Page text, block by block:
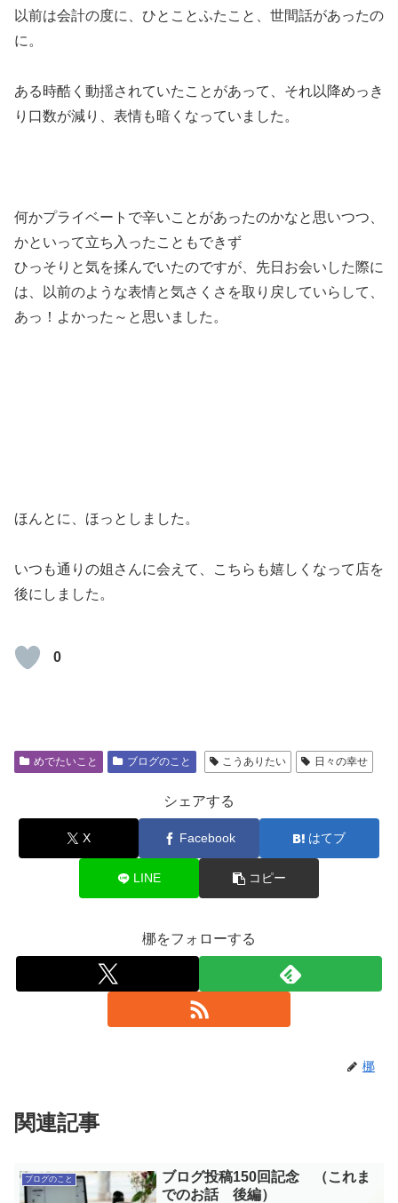
以前は会計の度に、ひとことふたこと、世間話があったの
に。
ある時酷く動揺されていたことがあって、それ以降めっき
り口数が減り、表情も暗くなっていました。
何かプライベートで辛いことがあったのかなと思いつつ、
かといって立ち入ったこともできず
ひっそりと気を揉んでいたのですが、先日お会いした際に
は、以前のような表情と気さくさを取り戻していらして、
あっ！よかった～と思いました。
ほんとに、ほっとしました。
いつも通りの姐さんに会えて、こちらも嬉しくなって店を
後にしました。
0
めでたいこと ブログのこと こうありたい 日々の幸せ
シェアする
X Facebook はてブ
LINE コピー
梛をフォローする
梛
関連記事
ブログのこと
ブログ投稿150回記念 （これま
でのお話 後編）